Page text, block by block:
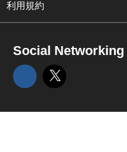
利用規約
Social